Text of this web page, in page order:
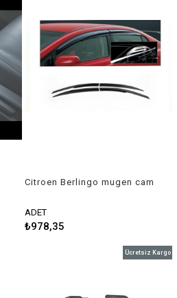
Citroen Berlingo mugen cam
ADET
₺978,35
Ücretsiz Kargo